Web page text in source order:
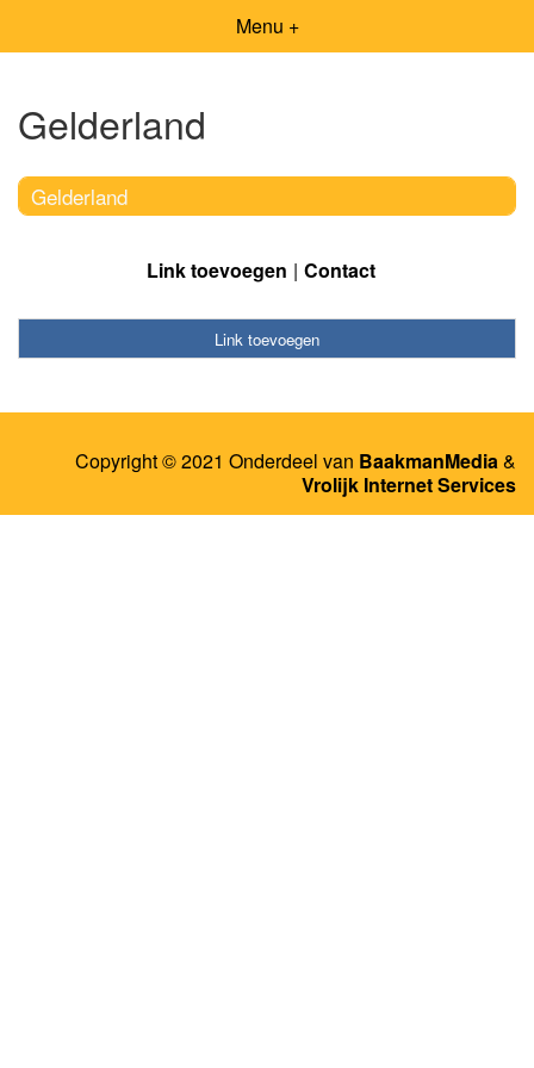
Menu +
Gelderland
Gelderland
Link toevoegen Contact
Link toevoegen
Copyright © 2021 Onderdeel van BaakmanMedia&
Vrolijk Internet Services